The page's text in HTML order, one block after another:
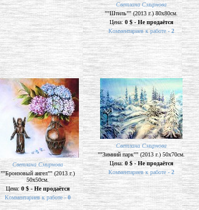
Светлана Смирнова
""Штиль"" (2013 г.) 80х80см.
Цена: 0 $ - Не продаётся
Комментариев к работе - 2
Светлана Смирнова
""Бронзовый ангел"" (2013 г.)
50х50см.
Цена:0 $ - Не продаётся
Комментариев к работе -0
Светлана Смирнова
""Зимний парк"" (2013 г.) 50х70см.
Цена:0 $ - Не продаётся
Комментариев к работе - 2